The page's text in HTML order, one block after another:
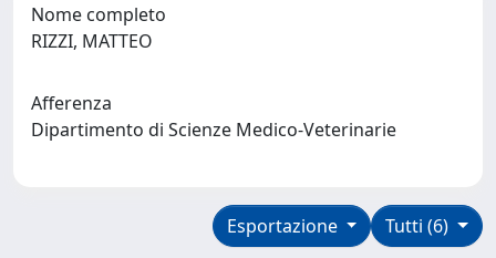
Nome completo
RIZZI, MATTEO
Afferenza
Dipartimento di Scienze Medico-Veterinarie
Tutti (6)
Esportazione